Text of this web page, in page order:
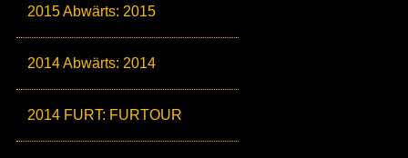
2015 Abwärts: 2015
2014 Abwärts: 2014
2014 FURT: FURTOUR